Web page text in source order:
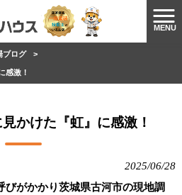
MENU
ブログ >
感激！
かけた『虹』に感激！
2025/06/28
びがかかり茨城県古河市の現地調